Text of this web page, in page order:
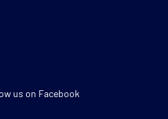
us on Facebook